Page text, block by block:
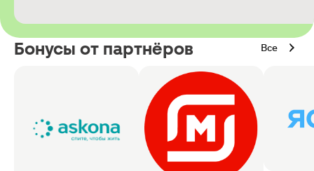
Бонусы от партнёров Все